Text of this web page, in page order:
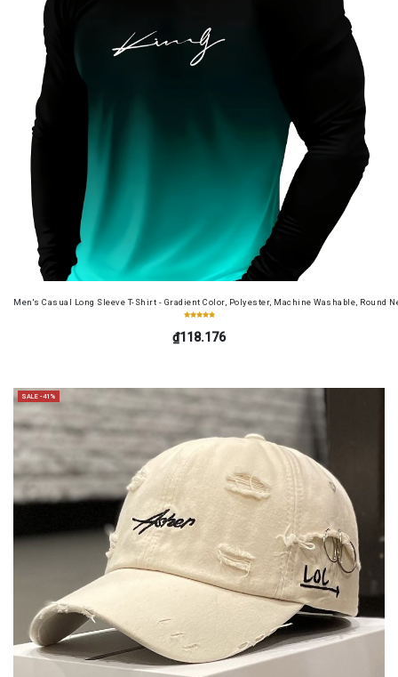
Men's Casual Long Sleeve T-Shirt - Gradient Color, Polyester, Machine Washable, Round
₫118.176
SALE -41%